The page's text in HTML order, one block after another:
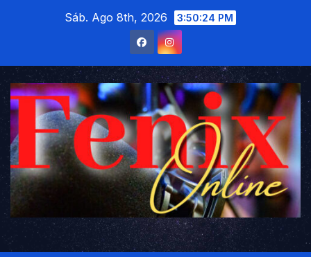
Sáb. Ago 8th, 2026 3:50:25 PM